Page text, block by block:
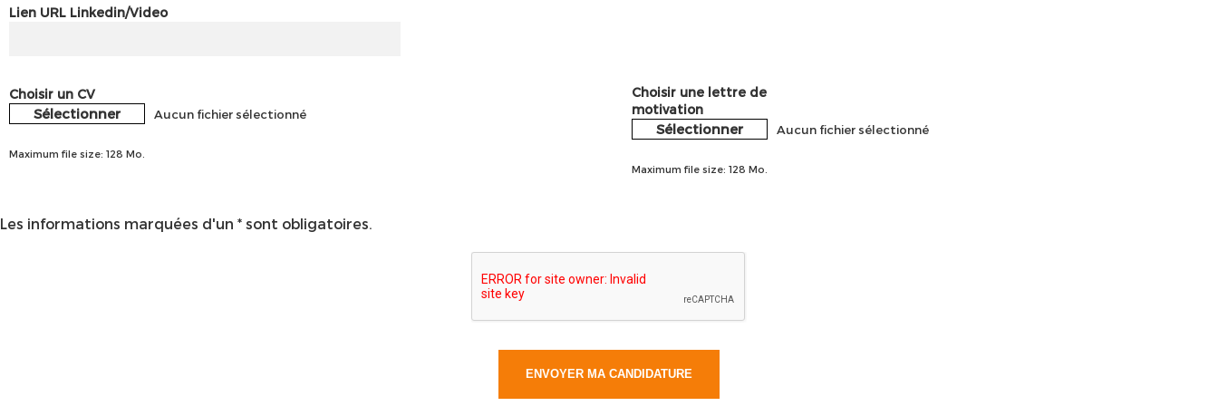
Lien URL Linkedin/Video
Choisir un CV
Sélectionner Aucun fichier sélectionné
Maximum file size: 128 Mo.
Choisir une lettre de
motivation
Sélectionner Aucun fichier sélectionné
Maximum file size: 128 Mo.
Les informations marquées d'un * sont obligatoires.